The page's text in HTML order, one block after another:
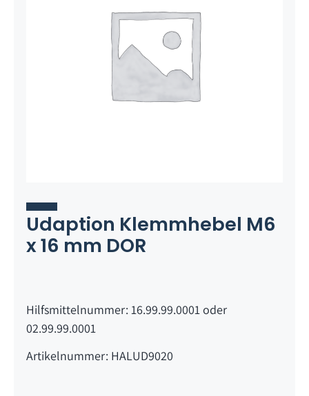
Udaption Klemmhebel M6
x 16 mm DOR
Hilfsmittelnummer: 16.99.99.0001 oder
02.99.99.0001
Artikelnummer: HALUD9020